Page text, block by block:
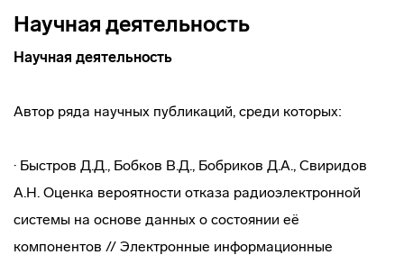
Научная деятельность
Научная деятельность
Автор ряда научных публикаций, среди которых:
· Быстров Д.Д., Бобков В.Д., Бобриков Д.А., Свиридов
А.Н. Оценка вероятности отказа радиоэлектронной
системы на основе данных о состоянии её
компонентов // Электронные информационные